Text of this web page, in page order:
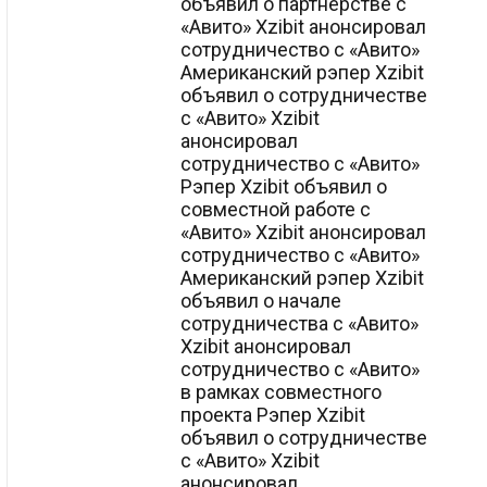
«Авито» Xzibit анонсировал
сотрудничество с «Авито»
Американский рэпер Xzibit
объявил о сотрудничестве
с «Авито» Xzibit
анонсировал
сотрудничество с «Авито»
Рэпер Xzibit объявил о
совместной работе с
«Авито» Xzibit анонсировал
сотрудничество с «Авито»
Американский рэпер Xzibit
объявил о начале
сотрудничества с «Авито»
Xzibit анонсировал
сотрудничество с «Авито»
в рамках совместного
проекта Рэпер Xzibit
объявил о сотрудничестве
с «Авито» Xzibit